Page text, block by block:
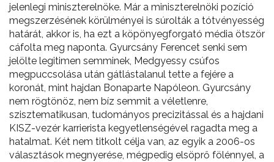
jelenlegi miniszterelnöke. Már a miniszterelnöki pozíció
megszerzésének körülményei is súrolták a tótvényesség
határát, akkor is, ha ezt a köpönyegforgató média ötször
cáfolta meg naponta. Gyurcsány Ferencet senki sem
jelölte legitimen semminek, Medgyessy csúfos
megpuccsolása után gátlástalanul tette a fejére a
koronát, mint hajdan Bonaparte Napóleon. Gyurcsány
nem rögtönöz, nem bíz semmit a véletlenre,
szisztematikusan, tudományos precizitással és a hajdani
KISZ-vezér karrierista kegyetlenségével ragadta meg a
hatalmat. Két nem titkolt célja van, az egyik a 2006-os
választások megnyerése, mégpedig elsöprő fölénnyel, a